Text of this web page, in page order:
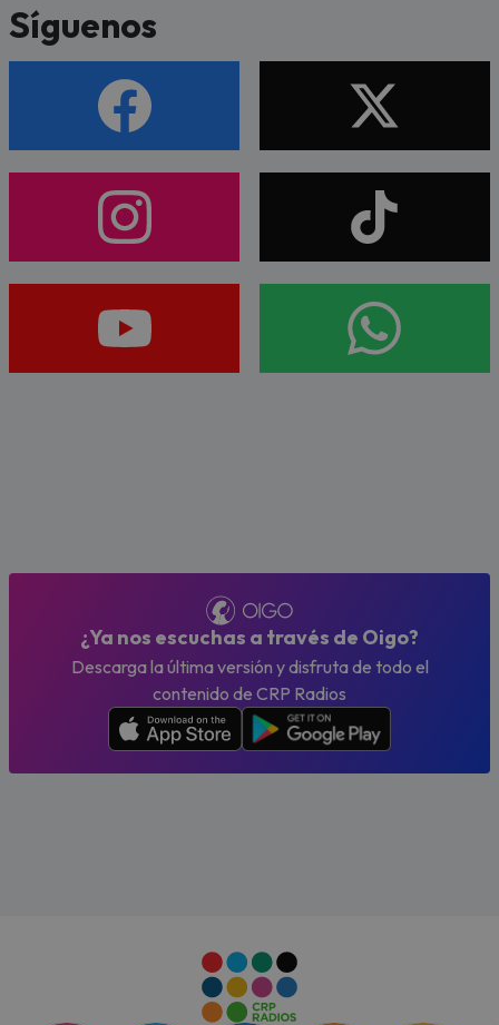
Síguenos
¿Ya nos escuchas a través de Oigo?
Descarga la última versión y disfruta de todo el
contenido de CRP Radios